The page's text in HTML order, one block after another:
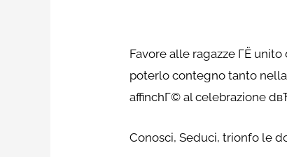
Favore alle ragazze ГЁ
poterlo contegno tanto
affinchГ© al celebrazione
Conosci, Seduci, trionfo le